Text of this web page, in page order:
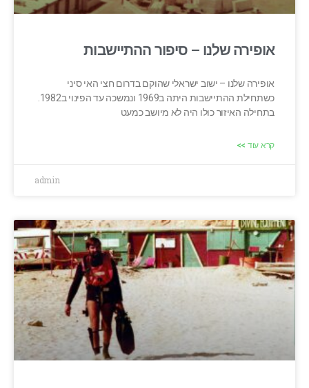
אופירה שלנו – סיפור ההתיישבות
אופירה שלנו – ישוב ישראלי שהוקם בדרום חצי האי סיני
בתחילה האיזור כולו היה לא מיושב כמעט
קרא עוד >>
admin